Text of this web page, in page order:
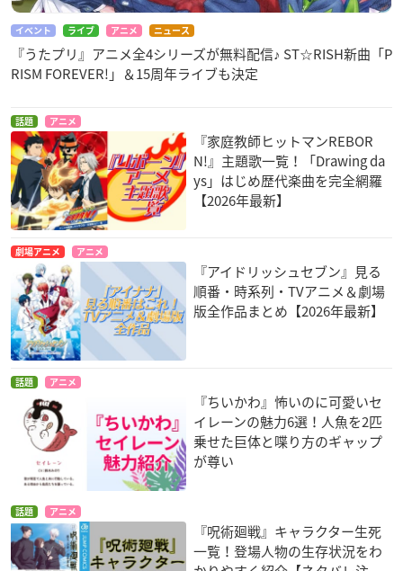
イベント ライブ アニメ ニュース
『うたプリ』アニメ全4シリーズが無料配信♪ ST☆RISH新曲「P
RISM FOREVER!」＆15周年ライブも決定
話題 アニメ
『家庭教師ヒットマンREBOR
N!』主題歌一覧！「Drawing da
ys」はじめ歴代楽曲を完全網羅
【2026年最新】
劇場アニメ アニメ
『アイドリッシュセブン』見る
順番・時系列・TVアニメ＆劇場
版全作品まとめ【2026年最新】
話題 アニメ
『ちいかわ』怖いのに可愛いセ
イレーンの魅力6選！人魚を2匹
乗せた巨体と喋り方のギャップ
が尊い
話題 アニメ
『呪術廻戦』キャラクター生死
一覧！登場人物の生存状況をわ